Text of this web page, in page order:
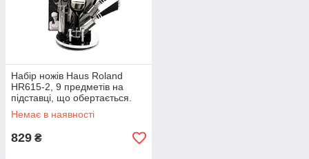
Набір ножів Haus Roland
HR615-2, 9 предметів на
підставці, що обертається.
Сріблястий (HR615-2)
Немає в наявності
829 ₴